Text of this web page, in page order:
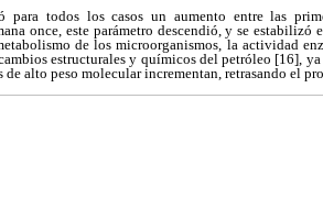
para todos los casos un aumento entre las
once, este parámetro descendió, y se
de los microorganismos, la actividad
estructurales y químicos del petróleo [16],
de alto peso molecular incrementan, retrasando el